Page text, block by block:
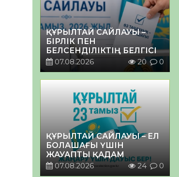
ҚҰРЫЛТАЙ САЙЛАУЫ –
БІРЛІК ПЕН
БЕЛСЕНДІЛІКТІҢ БЕЛГІСІ
07.08.2026
20 0
ҚҰРЫЛТАЙ САЙЛАУЫ – ЕЛ
БОЛАШАҒЫ ҮШІН
ЖАУАПТЫ ҚАДАМ
07.08.2026
24 0